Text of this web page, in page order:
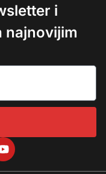
i
najnovijim